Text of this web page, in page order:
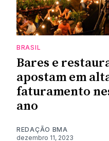
BRASIL
Bares e
apostam em
faturamento
ano
REDAÇÃO BMA
dezembro 11, 2023